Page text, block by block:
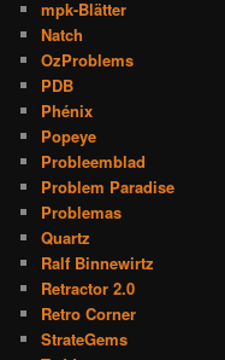
mpk-Blätter
Natch
OzProblems
PDB
Phénix
Popeye
Probleemblad
Problem Paradise
Problemas
Quartz
Ralf Binnewirtz
Retractor 2.0
Retro Corner
StrateGems